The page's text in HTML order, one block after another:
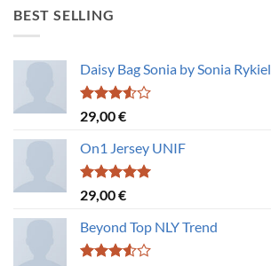
BEST SELLING
Daisy Bag Sonia by Sonia Rykiel
Bewertet
mit
von 5
29,00€
On1 Jersey UNIF
Bewertet
mit
von 5
29,00€
Beyond Top NLY Trend